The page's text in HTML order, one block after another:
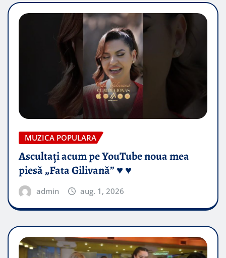
MUZICA POPULARA
Ascultați acum pe YouTube noua mea
piesă „Fata Gilivană” ♥️ ♥️
admin aug. 1, 2026